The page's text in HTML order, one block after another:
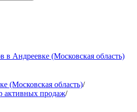
в Андреевке (Московская область)
(Московская область)/
активных продаж/